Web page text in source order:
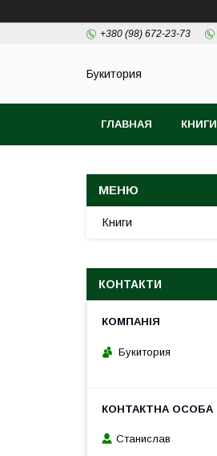
+380 (98) 672-23-73
Букитория
ГЛАВНАЯ КНИГИ
Книги
КОНТАКТИ
Букитория
Станислав